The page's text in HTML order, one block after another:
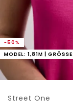
-50%
MODEL: 1,81M | GRÖSSE:
Street One